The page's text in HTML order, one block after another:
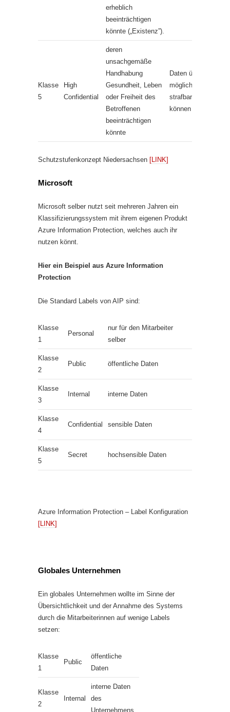
erheblich
beeinträchtigen
könnte („Existenz”).
Klasse
5
High
Confidential
deren
unsachgemäße
Handhabung
Gesundheit, Leben
oder Freiheit des
Betroffenen
beeinträchtigen
könnte
Daten über
mögliche Opfer
strafbaren
können
Schutzstufenkonzept Niedersachsen [LINK]
Microsoft
Microsoft selber nutzt seit mehreren Jahren ein
Klassifizierungssystem mit ihrem eigenen Produkt
Azure Information Protection, welches auch ihr
nutzen könnt.
Hier ein Beispiel aus Azure Information
Protection
Die Standard Labels von AIP sind:
Klasse
1
Personal
nur für den Mitarbeiter
selber
Klasse
2
Public öffentliche Daten
Klasse
3
Internal interne Daten
Klasse
4
Confidential sensible Daten
Klasse
5
Secret hochsensible Daten
Azure Information Protection – Label Konfiguration
[LINK]
Globales Unternehmen
Ein globales Unternehmen wollte im Sinne der
Übersichtlichkeit und der Annahme des Systems
durch die Mitarbeiterinnen auf wenige Labels
setzen:
Klasse
1
Public
öffentliche
Daten
Klasse
2
Internal
interne Daten
des
Unternehmens